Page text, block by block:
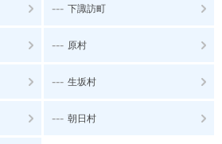
--- 下諏訪町
--- 原村
--- 生坂村
--- 朝日村